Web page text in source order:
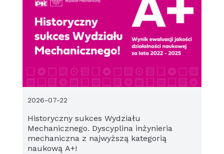
Historyczny sukces Wydziału
Mechanicznego. Dyscyplina inżynieria
mechaniczna z najwyższą kategorią
naukową A+!
2026-07-22